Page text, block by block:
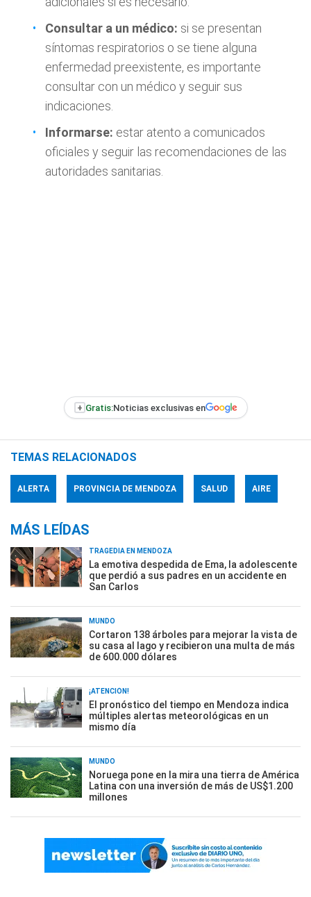
Consultar a un médico: si se presentan
síntomas respiratorios o se tiene alguna
enfermedad preexistente, es importante
consultar con un médico y seguir sus
indicaciones.
Informarse: estar atento a comunicados
oficiales y seguir las recomendaciones de las
autoridades sanitarias.
+ Gratis:Noticias exclusivas en
TEMAS RELACIONADOS
ALERTA PROVINCIA DE MENDOZA SALUD AIRE
MÁS LEÍDAS
TRAGEDIA EN MENDOZA
La emotiva despedida de Ema, la adolescente
que perdió a sus padres en un accidente en
San Carlos
MUNDO
Cortaron 138 árboles para mejorar la vista de
su casa al lago y recibieron una multa de más
de 600.000 dólares
¡ATENCIÓN!
El pronóstico del tiempo en Mendoza indica
múltiples alertas meteorológicas en un
mismo día
MUNDO
Noruega pone en la mira una tierra de América
Latina con una inversión de más de US$1.200
millones